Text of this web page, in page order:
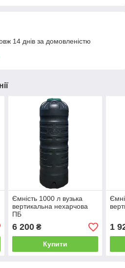
14 днів за домовленістю
Ємність 1000 л вузька
вертикальна нехарчова
ПБ
6 200₴
Купити
1